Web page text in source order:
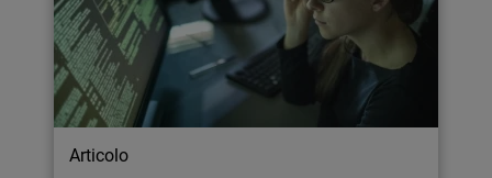
Articolo